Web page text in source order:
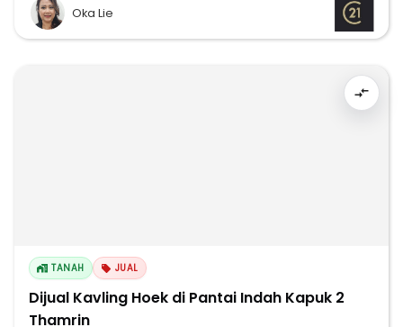
Oka Lie
TANAH JUAL
Dijual Kavling Hoek di Pantai Indah Kapuk 2
Thamrin